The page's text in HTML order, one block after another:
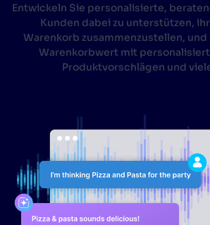
Entwickeln Sie personalisierte,
Kunden dabei zu unterstützen,
Warenkorb zusammenzustellen,
Warenkorbwert mit
Produktvorschlägen und